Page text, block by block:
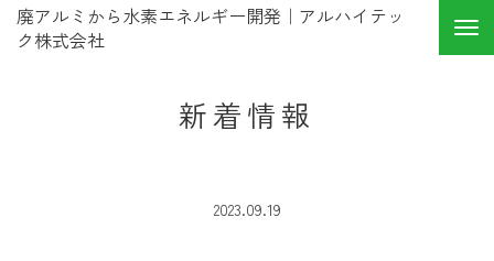
廃アルミから水素エネルギー開発｜アルハイテッ
ク株式会社
新着情報
2023.09.19